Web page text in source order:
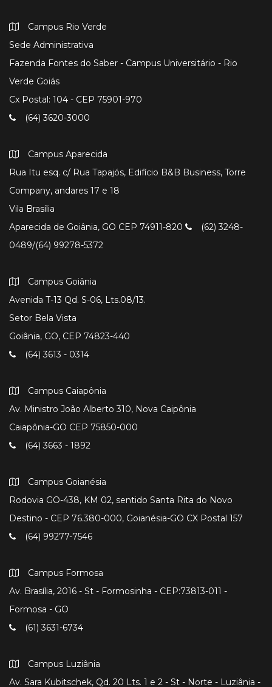
Campus Rio Verde
Sede Administrativa
Fazenda Fontes do Saber - Campus Universitário - Rio
Verde Goiás
Cx Postal: 104 - CEP 75901-970
(64) 3620-3000
Campus Aparecida
Rua Itu esq. c/ Rua Tapajós, Edifício B&B Business, Torre
Company, andares 17 e 18
Vila Brasília
Aparecida de Goiânia, GO CEP 74911-820
(62) 3248-
0489/(64) 99278-5372
Campus Goiânia
Avenida T-13 Qd. S-06, Lts.08/13.
Setor Bela Vista
Goiânia, GO, CEP 74823-440
(64) 3613 - 0314
Campus Caiapônia
Av. Ministro João Alberto 310, Nova Caipônia
Caiapônia-GO CEP 75850-000
(64) 3663 - 1892
Campus Goianésia
Rodovia GO-438, KM 02, sentido Santa Rita do Novo
Destino - CEP 76.380-000, Goianésia-GO CX Postal 157
(64) 99277-7546
Campus Formosa
Av. Brasília, 2016 - St - Formosinha - CEP:73813-011 -
Formosa - GO
(61) 3631-6734
Campus Luziânia
Av. Sara Kubitschek, Qd. 20 Lts. 1 e 2 - St - Norte - Luziânia -